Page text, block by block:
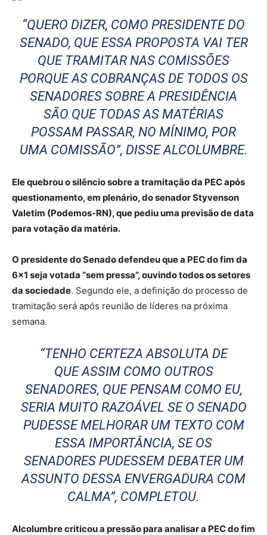
“QUERO DIZER, COMO PRESIDENTE DO
SENADO, QUE ESSA PROPOSTA VAI TER
QUE TRAMITAR NAS COMISSÕES
PORQUE AS COBRANÇAS DE TODOS OS
SENADORES SOBRE A PRESIDÊNCIA
SÃO QUE TODAS AS MATÉRIAS
POSSAM PASSAR, NO MÍNIMO, POR
UMA COMISSÃO”, DISSE ALCOLUMBRE.
Ele quebrou o silêncio sobre a tramitação da PEC após
questionamento, em plenário, do senador Styvenson
Valetim (Podemos-RN), que pediu uma previsão de data
para votação da matéria.
O presidente do Senado defendeu que a PEC do fim da
6×1 seja votada “sem pressa”, ouvindo todos os setores
da sociedade. Segundo ele, a definição do processo de
tramitação será após reunião de líderes na próxima
semana.
“TENHO CERTEZA ABSOLUTA DE
QUE ASSIM COMO OUTROS
SENADORES, QUE PENSAM COMO EU,
SERIA MUITO RAZOÁVEL SE O SENADO
PUDESSE MELHORAR UM TEXTO COM
ESSA IMPORTÂNCIA, SE OS
SENADORES PUDESSEM DEBATER UM
ASSUNTO DESSA ENVERGADURA COM
CALMA”, COMPLETOU.
Alcolumbre criticou a pressão para analisar a PEC do fim